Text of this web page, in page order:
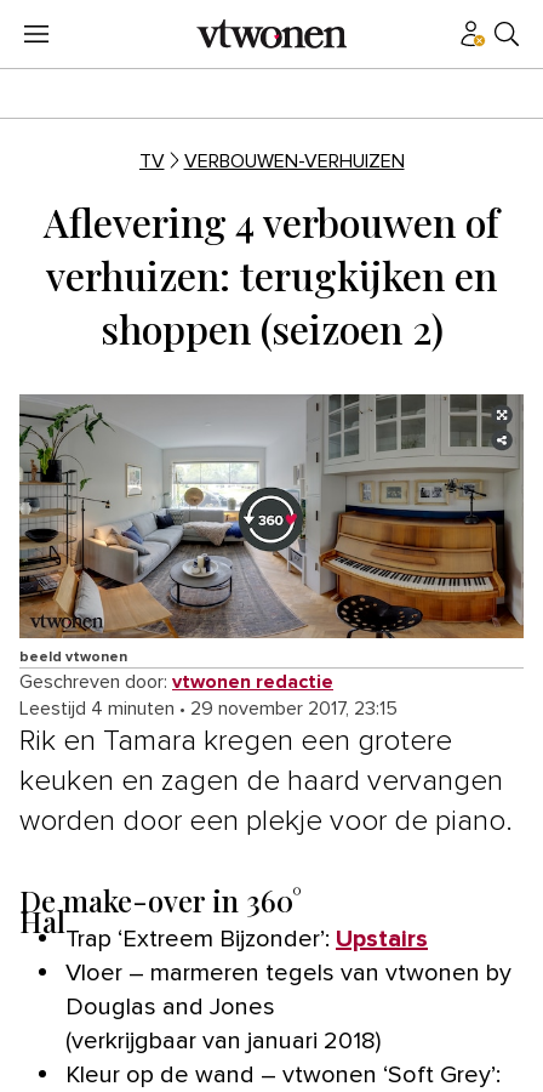
TV VERBOUWEN-VERHUIZEN
Aflevering 4 verbouwen of
verhuizen: terugkijken en
shoppen (seizoen 2)
beeld vtwonen
Geschreven door: vtwonen redactie
Leestijd 4 minuten • 29 november 2017, 23:15
Rik en Tamara kregen een grotere
keuken en zagen de haard vervangen
worden door een plekje voor de piano.
De make-over in 360°
HalTrap ‘Extreem Bijzonder’: Upstairs
Vloer – marmeren tegels van vtwonen by
Douglas and Jones
(verkrijgbaar van januari 2018)
Kleur op de wand – vtwonen ‘Soft Grey’: